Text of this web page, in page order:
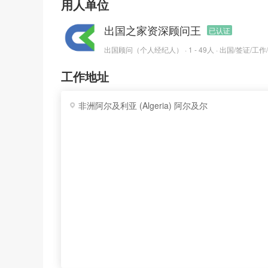
用人单位
出国之家资深顾问王
已认证
出国顾问（个人经纪人） · 1 - 49人 · 出国/签证/工
工作地址
非洲阿尔及利亚 (Algeria) 阿尔及尔